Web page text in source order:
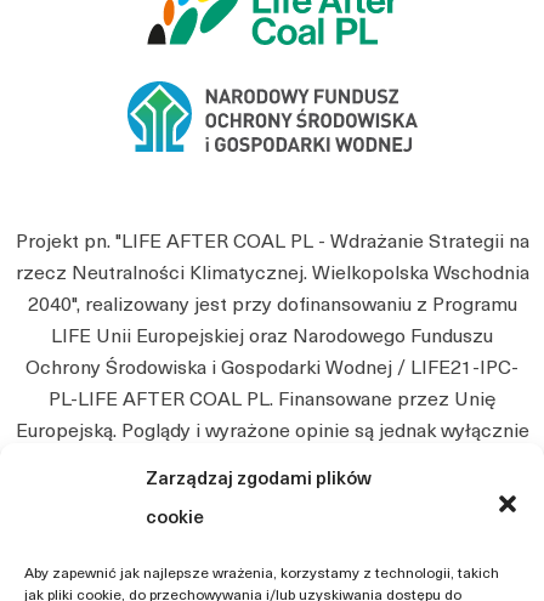
Zarządzaj zgodami plików
cookie
Aby zapewnić jak najlepsze wrażenia, korzystamy z technologii, takich
jak pliki cookie, do przechowywania i/lub uzyskiwania dostępu do
Projekt pn. "LIFE AFTER COAL PL - Wdrażanie Strategii na
rzecz Neutralności Klimatycznej. Wielkopolska Wschodnia
2040", realizowany jest przy dofinansowaniu z Programu
LIFE Unii Europejskiej oraz Narodowego Funduszu
Ochrony Środowiska i Gospodarki Wodnej / LIFE21-IPC-
PL-LIFE AFTER COAL PL. Finansowane przez Unię
Europejską. Poglądy i wyrażone opinie są jednak wyłącznie
Unii Europejskiej. Ani Unia Europejska, ani instytucja
przyznająca nie będą ponosić jakiejkolwiek